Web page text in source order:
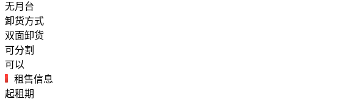
无月台
卸货方式
双面卸货
可分割
可以
租售信息
起租期